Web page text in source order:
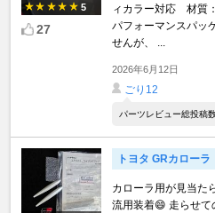
5
27
ィカラー対応 材質
パフォーマンスパッ
せんが、 ...
2026年6月12日
ごり12
パーツレビュー総投稿
トヨタ GRカローラ
カローラ用が見当た
流用装着😄 走らせて